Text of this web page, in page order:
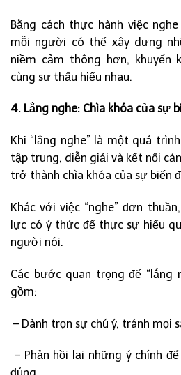
Bằng cách thực hành việc
mỗi người có thể xây dựng
niềm cảm thông hơn, khuyến
cùng sự thấu hiểu nhau.
4. Lắng nghe: Chìa khóa của sự
Khi “lắng nghe” là một quá
tập trung, diễn giải và kết nối
trở thành chìa khóa của sự biến
Khác với việc “nghe” đơn
lực có ý thức để thực sự hiểu
người nói.
Các bước quan trọng để “lắng
gồm:
– Dành trọn sự chú ý, tránh mọi
– Phản hồi lại những ý chính